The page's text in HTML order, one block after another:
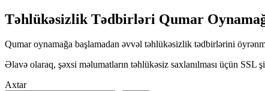
Təhlükəsizlik Tədbirləri Qumar
Qumar oynamağa başlamadan əvvəl təhlükəsizlik tədbirlərini
Əlavə olaraq, şəxsi məlumatların təhlükəsiz saxlanılması üçün
Axtar